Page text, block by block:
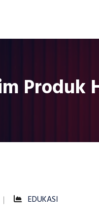
Produk
EDUKASI